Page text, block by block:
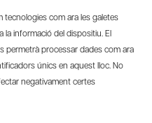
tecnologies com ara les galetes
la informació del dispositiu. El
permetrà processar dades com ara
únics en aquest lloc. No
negativament certes